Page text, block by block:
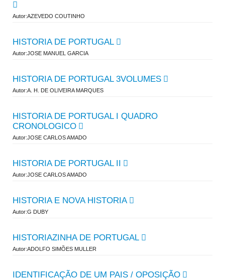
Autor:AZEVEDO COUTINHO
HISTORIA DE PORTUGAL
Autor:JOSE MANUEL GARCIA
HISTORIA DE PORTUGAL 3VOLUMES
Autor:A. H. DE OLIVEIRA MARQUES
HISTORIA DE PORTUGAL I QUADRO
CRONOLOGICO
Autor:JOSE CARLOS AMADO
HISTORIA DE PORTUGAL II
Autor:JOSE CARLOS AMADO
HISTORIA E NOVA HISTORIA
Autor:G DUBY
HISTORIAZINHA DE PORTUGAL
Autor:ADOLFO SIMÕES MULLER
IDENTIFICAÇÃO DE UM PAIS / OPOSIÇÃO